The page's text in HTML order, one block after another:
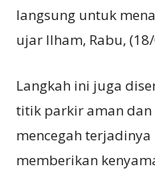
langsung untuk
ujar Ilham, Rabu,
Langkah ini juga
titik parkir aman dan
mencegah
memberikan